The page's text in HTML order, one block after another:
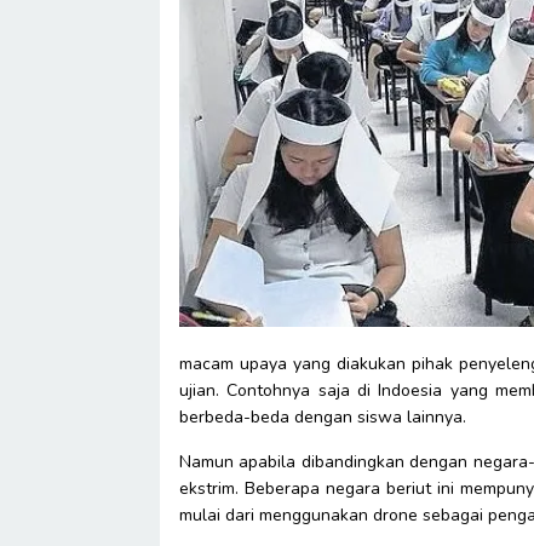
macam upaya yang diakukan pihak
ujian. Contohnya saja di Indoesia yang
berbeda-beda dengan siswa lainnya.
Namun apabila dibandingkan dengan
ekstrim. Beberapa negara beriut ini
mulai dari menggunakan drone sebagai